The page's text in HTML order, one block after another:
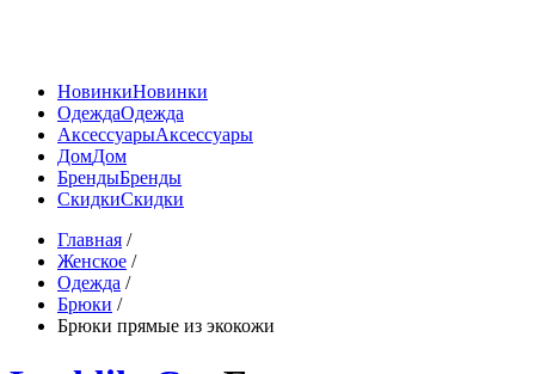
НовинкиНовинки
ОдеждаОдежда
АксессуарыАксессуары
ДомДом
БрендыБренды
СкидкиСкидки
Главная /
Женское /
Одежда /
Брюки /
Брюки прямые из экокожи